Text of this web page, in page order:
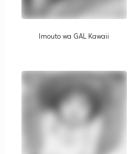
Imouto wa GAL Kawaii